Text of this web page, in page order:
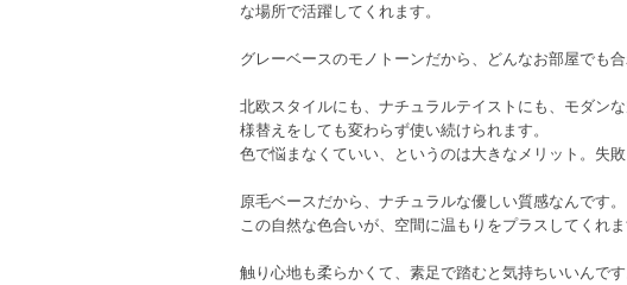
な場所で活躍してくれます。
グレーベースのモノトーンだから、どんなお部屋でも合
北欧スタイルにも、ナチュラルテイストにも、モダン
様替えをしても変わらず使い続けられます。
色で悩まなくていい、というのは大きなメリット。失敗
原毛ベースだから、ナチュラルな優しい質感なんです。
この自然な色合いが、空間に温もりをプラスしてくれま
触り心地も柔らかくて、素足で踏むと気持ちいいんです